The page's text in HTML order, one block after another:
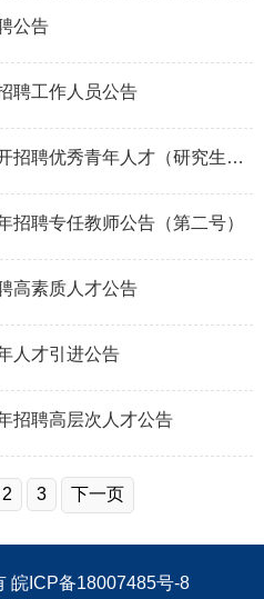
公告
聘工作人员公告
中共新余市委党校2026年公开招聘优秀青年人才（研究生）公告
招聘专任教师公告（第二号）
高素质人才公告
人才引进公告
招聘高层次人才公告
2 3 下一页
皖ICP备18007485号-8